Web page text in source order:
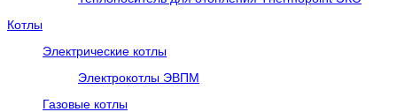
Котлы
Электрические котлы
Электрокотлы ЭВПМ
Газовые котлы